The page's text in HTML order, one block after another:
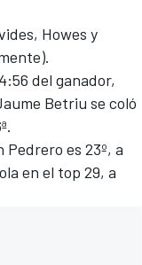
Howes y
del ganador,
Betriu se coló
Pedrero es 23º, a
en el top 29, a